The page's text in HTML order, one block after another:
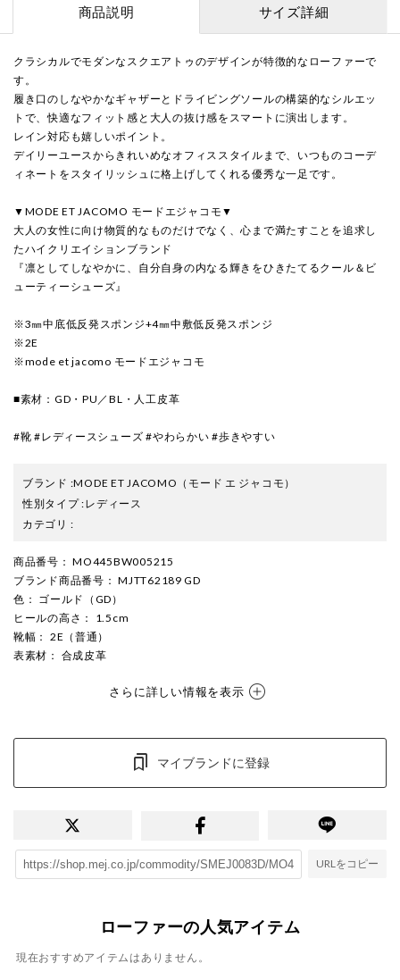
商品説明 サイズ詳細
クラシカルでモダンなスクエアトゥのデザインが特徴的なローファーで
す。
履き口のしなやかなギャザーとドライビングソールの構築的なシルエッ
トで、快適なフィット感と大人の抜け感をスマートに演出します。
レイン対応も嬉しいポイント。
デイリーユースからきれいめなオフィススタイルまで、いつものコーデ
ィネートをスタイリッシュに格上げしてくれる優秀な一足です。
▼MODE ET JACOMO モードエジャコモ▼
大人の女性に向け物質的なものだけでなく、心まで満たすことを追求し
たハイクリエイションブランド
『凛としてしなやかに、自分自身の内なる輝きをひきたてるクール＆ビ
ューティーシューズ』
※3㎜中底低反発スポンジ+4㎜中敷低反発スポンジ
※2E
※mode et jacomo モードエジャコモ
■素材：GD・PU／BL・人工皮革
#靴 #レディースシューズ #やわらかい #歩きやすい
ブランド :MODE ET JACOMO （モード エ ジャコモ）
性別タイプ:レディース
カテゴリ :
商品番号 ： MO445BW005215
ブランド商品番号 ： MJTT62189 GD
色 ： ゴールド（GD）
ヒールの高さ ： 1.5cm
靴幅 ： 2E（普通）
表素材 ： 合成皮革
さらに詳しい情報を表示
マイブランドに登録
URLをコピー
ローファーの人気アイテム
現在おすすめアイテムはありません。